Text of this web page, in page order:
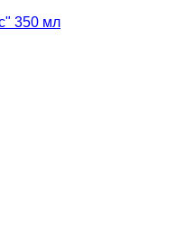
350 мл